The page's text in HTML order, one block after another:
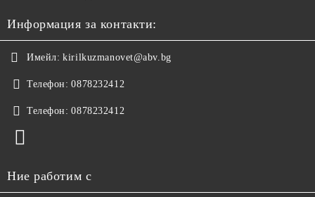
Информация за контакти:
Имейл: kirilkuzmanovet@abv.bg
Телефон: 0878232412
Телефон: 0878232412
Ние работим с